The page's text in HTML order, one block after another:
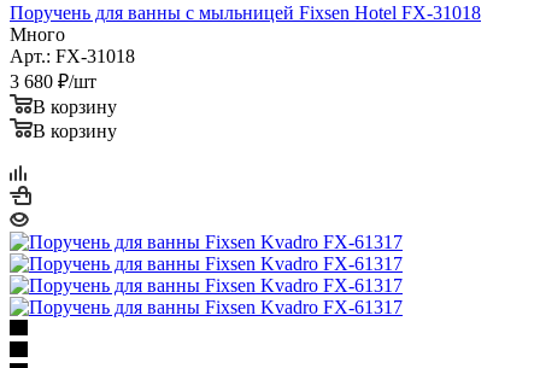
Поручень для ванны с мыльницей Fixsen Hotel FX-31018
Много
Арт.: FX-31018
3 680 ₽/шт
В корзину
В корзину